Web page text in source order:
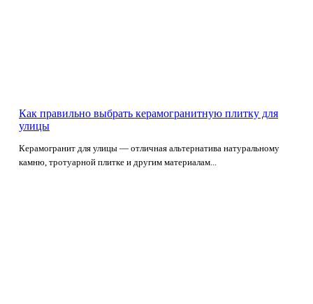
Как правильно выбрать керамогранитную плитку для
улицы
Керамогранит для улицы — отличная альтернатива натуральному
камню, тротуарной плитке и другим материалам...